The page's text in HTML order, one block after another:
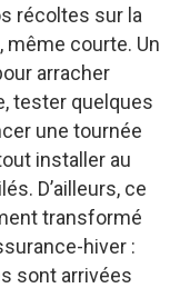
récoltes sur la
courte. Un
arracher
tester quelques
une tournée
installer au
D’ailleurs, ce
transformé
hiver :
sont arrivées